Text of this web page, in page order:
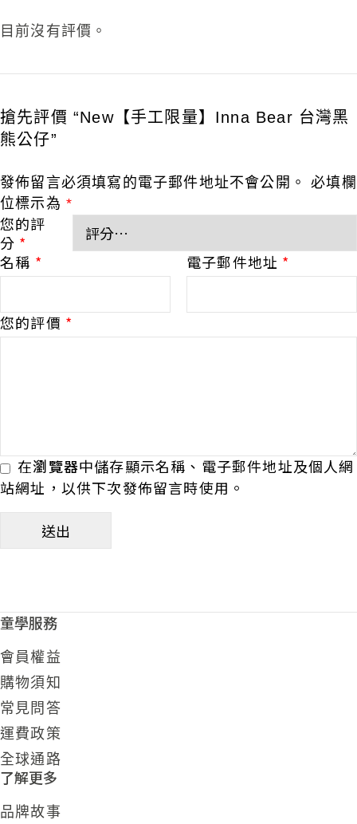
目前沒有評價。
搶先評價 “New【手工限量】Inna Bear 台灣黑
熊公仔”
發佈留言必須填寫的電子郵件地址不會公開。
必填欄
位標示為 *
您的評
分 *
您的評價 *
名稱 * 電子郵件地址 *
在瀏覽器中儲存顯示名稱、電子郵件地址及個人網
站網址，以供下次發佈留言時使用。
童學服務
會員權益
購物須知
常見問答
運費政策
全球通路
了解更多
品牌故事